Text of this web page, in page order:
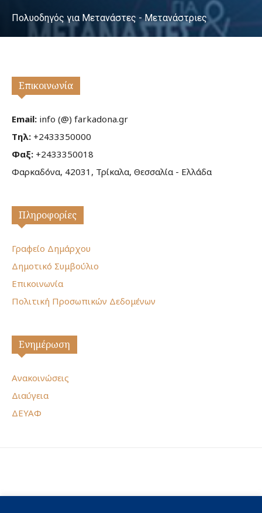
Πολυοδηγός για Μετανάστες - Μετανάστριες
Επικοινωνία
Email: info (@) farkadona.gr
Τηλ: +2433350000
Φαξ: +2433350018
Φαρκαδόνα, 42031, Τρίκαλα, Θεσσαλία - Ελλάδα
Πληροφορίες
Γραφείο Δημάρχου
Δημοτικό Συμβούλιο
Επικοινωνία
Πολιτική Προσωπικών Δεδομένων
Ενημέρωση
Ανακοινώσεις
Διαύγεια
ΔΕΥΑΦ